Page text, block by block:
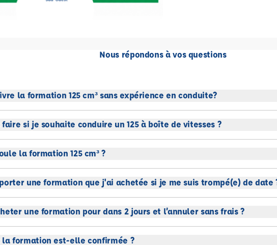
Nous répondons à vos questions
la formation 125 cm³ sans expérience en conduite?
si je souhaite conduire un 125 à boîte de vitesses ?
la formation 125 cm³ ?
une formation que j'ai achetée si je me suis trompé(e) de date
une formation pour dans 2 jours et l’annuler sans frais ?
la formation est-elle confirmée ?